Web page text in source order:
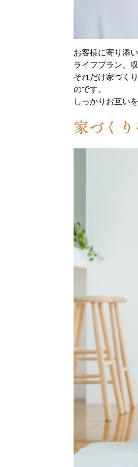
お客様に寄り添
ライフプラン、
それだけ家づく
のです。
しっかりお互い
家づく